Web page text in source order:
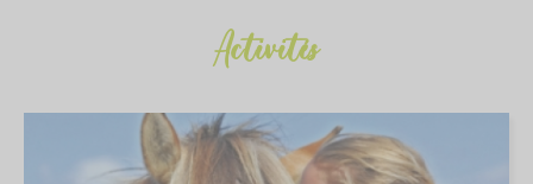
Activités